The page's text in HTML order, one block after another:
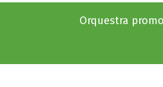
Orquestra